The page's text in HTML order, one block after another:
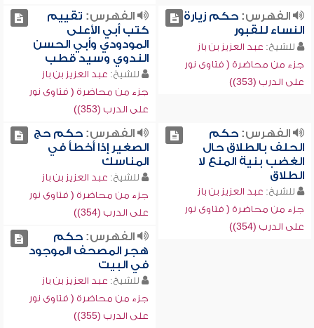
الفهرس:حكم زيارة
النساء للقبور
للشيخ: عبد العزيز بن باز
جزء من محاضرة ( فتاوى نور
على الدرب (353))
الفهرس: تقييم
كتب أبي الأعلى
المودودي وأبي الحسن
الندوي وسيد قطب
للشيخ: عبد العزيز بن باز
جزء من محاضرة ( فتاوى نور
على الدرب (353))
الفهرس:حكم
الحلف بالطلاق حال
الغضب بنية المنع لا
الطلاق
للشيخ: عبد العزيز بن باز
جزء من محاضرة ( فتاوى نور
على الدرب (354))
الفهرس:حكم حج
الصغير إذا أخطأ في
المناسك
للشيخ: عبد العزيز بن باز
جزء من محاضرة ( فتاوى نور
على الدرب (354))
الفهرس:حكم
هجر المصحف الموجود
في البيت
للشيخ: عبد العزيز بن باز
جزء من محاضرة ( فتاوى نور
على الدرب (355))